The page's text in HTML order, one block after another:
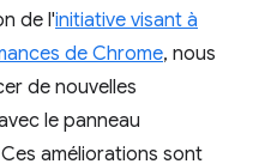
de l'initiative visant à
de Chrome, nous
de nouvelles
le panneau
améliorations sont